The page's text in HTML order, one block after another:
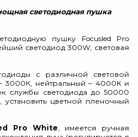
светодиодная пушка
пушку Focusled Pro
светодиод 300W, световая
с различной световой
3000К, нейтральный – 4000К и
службы светодиода до 50000
цветной пленочный
Pro White, имеется ручная